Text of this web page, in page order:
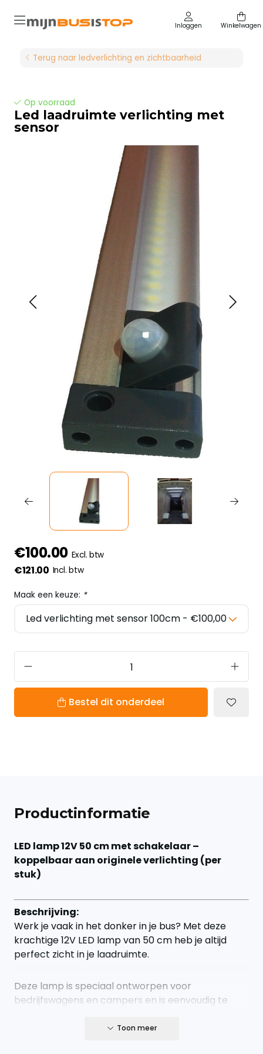
Inloggen Winkelwagen
Terug naar ledverlichting en zichtbaarheid
Op voorraad
Led laadruimte verlichting met
sensor
€100.00 Excl. btw
€121.00 Incl. btw
Maak een keuze: *
Bestel dit onderdeel
Productinformatie
LED lamp 12V 50 cm met schakelaar –
koppelbaar aan originele verlichting (per
stuk)
Beschrijving:
Werk je vaak in het donker in je bus? Met deze
krachtige 12V LED lamp van 50 cm heb je altijd
perfect zicht in je laadruimte.
Deze lamp is speciaal ontworpen voor
bedrijfswagens en campers en is eenvoudig te
bedien je de lamp handmatig wanneer jij dat wilt.
Toon meer